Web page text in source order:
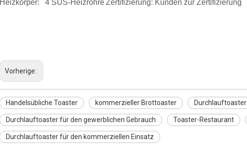
Heizkörper: 4 SUS-HeizrohreZertifizierung: Kunden zur Zertifizierung
Vorherige:
Handelsübliche Toaster kommerzieller Brottoaster Durchlauftoaster
Durchlauftoaster für den gewerblichen Gebrauch Toaster-Restaurant
Durchlauftoaster für den kommerziellen Einsatz